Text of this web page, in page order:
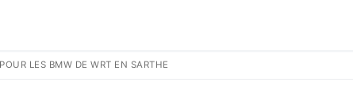
LES BMW DE WRT EN SARTHE